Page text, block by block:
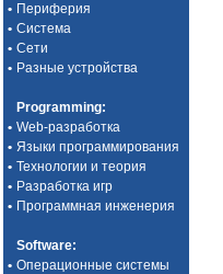
• Периферия
• Система
• Сети
• Разные устройства
Programming:
• Web-разработка
• Языки программирования
• Технологии и теория
• Разработка игр
• Программная инженерия
Software:
• Операционные системы